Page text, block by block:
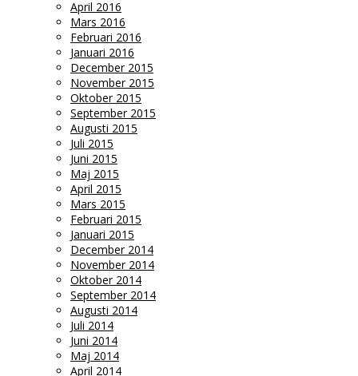
April 2016
Mars 2016
Februari 2016
Januari 2016
December 2015
November 2015
Oktober 2015
September 2015
Augusti 2015
Juli 2015
Juni 2015
Maj 2015
April 2015
Mars 2015
Februari 2015
Januari 2015
December 2014
November 2014
Oktober 2014
September 2014
Augusti 2014
Juli 2014
Juni 2014
Maj 2014
April 2014